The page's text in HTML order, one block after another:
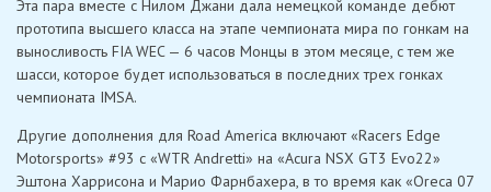
Эта пара вместе с Нилом Джани дала немецкой команде дебют
прототипа высшего класса на этапе чемпионата мира по гонкам на
выносливость FIA WEC — 6 часов Монцы в этом месяце, с тем же
шасси, которое будет использоваться в последних трех гонках
чемпионата IMSA.
Другие дополнения для Road America включают «Racers Edge
Motorsports» #93 с «WTR Andretti» на «Acura NSX GT3 Evo22»
Эштона Харрисона и Марио Фарнбахера, в то время как «Oreca 07